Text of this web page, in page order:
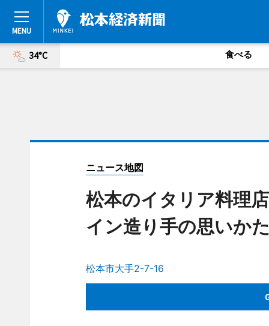
34°C 食べる
ニュース地図
松本のイタリア料理
イン造り手の思いか
松本市大手2-7-16